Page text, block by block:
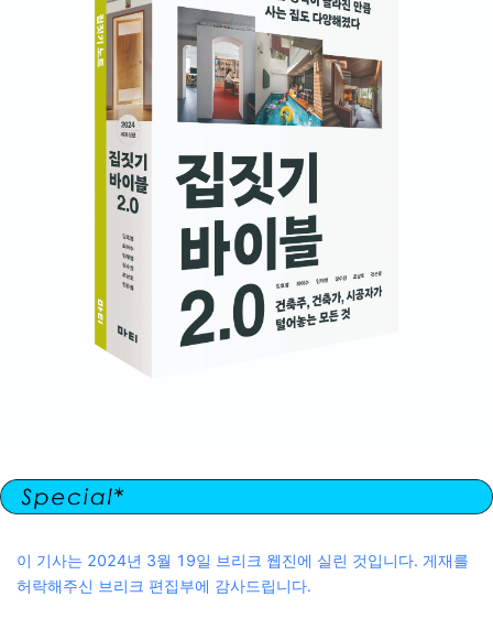
이 기사는 2024년 3월 19일 브리크 웹진에 실린 것입니다. 게재를
허락해주신 브리크 편집부에 감사드립니다.